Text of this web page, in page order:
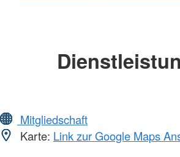
Mitgliedschaft
Karte: Link zur Google Maps